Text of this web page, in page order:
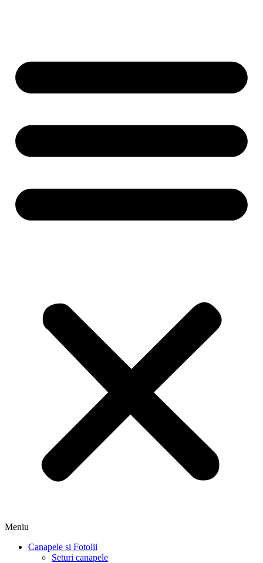
Meniu
Canapele si Fotolii
Seturi canapele